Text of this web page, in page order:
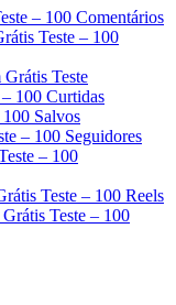
– 100 Comentários
Teste – 100
Teste
100 Curtidas
Salvos
– 100 Seguidores
– 100
Teste – 100 Reels
Teste – 100